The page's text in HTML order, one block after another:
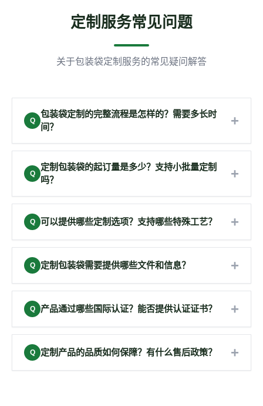
定制服务常见问题
关于包装袋定制服务的常见疑问解答
Q
包装袋定制的完整流程是怎样的？需要多长时
间？
+
定制流程分为4步：需求咨询→设计打样→批量生产→
物流交付。需求咨询24小时内回复，设计打样5-7个
工作日，大货生产周期7-15天（大批量15-25天），加
急订单可缩短至3-5天。最小起订量一般3,000-5,000
个，标准规格可低至1,000个。付款方式为30%-50%
预付款+尾款。
Q
定制包装袋的起订量是多少？支持小批量定制
吗？
+
不同产品起订量不同：生物降解袋/可回收胶袋5000个
起，无纺布袋2000个起，环保纸袋3000个起，铝塑复
起），但单价会略高。长期合作客户可享受阶梯优惠
价格。
Q 可以提供哪些定制选项？支持哪些特殊工艺？ +
支持尺寸、厚度、材质、颜色、印刷、袋型、封口方
式等全方位定制。特殊工艺包括：多色柔印/凹印/胶
孔、易撕口、悬挂孔等。还可根据需求开发定制模具
和袋型。
Q 定制包装袋需要提供哪些文件和信息？ +
请提供以下信息：1. 产品尺寸（长×宽×侧风琴）；2.
材质要求或用途；3. 厚度要求（如无经验我们会推
Pantone色号）；5. 需要的认证标准；6. 预计订单数
量和交期。也可直接寄送样品给我们分析。
Q 产品通过哪些国际认证？能否提供认证证书？ +
我们已通过GRS全球回收标准、FSC森林认证、
EN13432可堆肥降解认证、DIN6400降解认证、
Q 定制产品的品质如何保障？有什么售后政策？ +